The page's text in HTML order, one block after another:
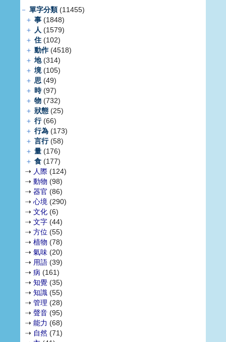
－ 單字分類(11455)
＋ 事 (1848)
＋ 人 (1579)
＋ 住 (102)
＋ 動作(4518)
＋ 地(314)
＋ 境(105)
＋ 思 (49)
＋ 時(97)
＋ 物 (732)
＋ 狀態 (25)
＋ 行(66)
＋ 行為 (173)
＋ 言行(58)
＋ 量 (176)
＋ 食 (177)
⇢ 人際 (124)
⇢ 動物 (98)
⇢ 器官 (86)
⇢ 心境 (290)
⇢ 文化 (6)
⇢ 文字 (44)
⇢ 方位 (55)
⇢ 植物 (78)
⇢ 氣味 (20)
⇢ 用語 (39)
⇢ 病 (161)
⇢ 知覺 (35)
⇢ 知識 (55)
⇢ 管理 (28)
⇢ 聲音 (95)
⇢ 能力 (68)
⇢ 自然 (71)